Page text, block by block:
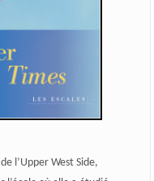
l’Upper West Side,